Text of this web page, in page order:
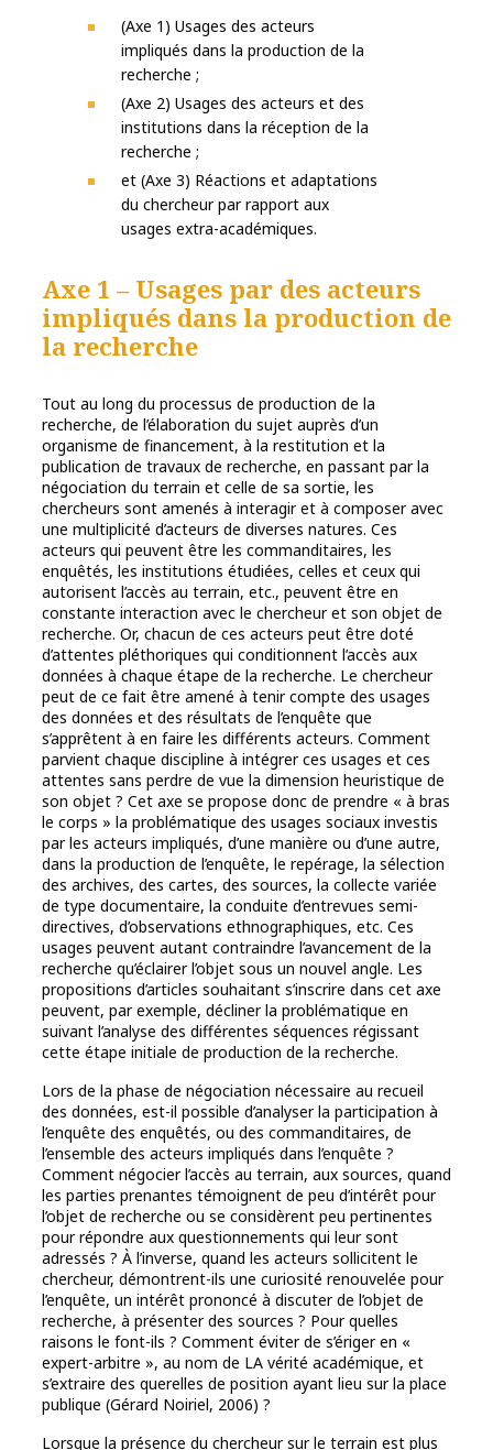
(Axe 1) Usages des acteurs
impliqués dans la production de la
recherche ;
(Axe 2) Usages des acteurs et des
institutions dans la réception de la
recherche ;
et (Axe 3) Réactions et adaptations
du chercheur par rapport aux
usages extra-académiques.
Axe 1 – Usages par des acteurs
impliqués dans la production de
la recherche
Tout au long du processus de production de la
recherche, de l’élaboration du sujet auprès d’un
organisme de financement, à la restitution et la
publication de travaux de recherche, en passant par la
négociation du terrain et celle de sa sortie, les
chercheurs sont amenés à interagir et à composer avec
une multiplicité d’acteurs de diverses natures. Ces
acteurs qui peuvent être les commanditaires, les
enquêtés, les institutions étudiées, celles et ceux qui
autorisent l’accès au terrain, etc., peuvent être en
constante interaction avec le chercheur et son objet de
recherche. Or, chacun de ces acteurs peut être doté
d’attentes pléthoriques qui conditionnent l’accès aux
données à chaque étape de la recherche. Le chercheur
peut de ce fait être amené à tenir compte des usages
des données et des résultats de l’enquête que
s’apprêtent à en faire les différents acteurs. Comment
parvient chaque discipline à intégrer ces usages et ces
attentes sans perdre de vue la dimension heuristique de
son objet ? Cet axe se propose donc de prendre « à bras
le corps » la problématique des usages sociaux investis
par les acteurs impliqués, d’une manière ou d’une autre,
dans la production de l’enquête, le repérage, la sélection
des archives, des cartes, des sources, la collecte variée
de type documentaire, la conduite d’entrevues semi-
directives, d’observations ethnographiques, etc. Ces
usages peuvent autant contraindre l’avancement de la
recherche qu’éclairer l’objet sous un nouvel angle. Les
propositions d’articles souhaitant s’inscrire dans cet axe
peuvent, par exemple, décliner la problématique en
suivant l’analyse des différentes séquences régissant
cette étape initiale de production de la recherche.
Lors de la phase de négociation nécessaire au recueil
des données, est-il possible d’analyser la participation à
l’enquête des enquêtés, ou des commanditaires, de
l’ensemble des acteurs impliqués dans l’enquête ?
Comment négocier l’accès au terrain, aux sources, quand
les parties prenantes témoignent de peu d’intérêt pour
l’objet de recherche ou se considèrent peu pertinentes
pour répondre aux questionnements qui leur sont
adressés ? À l’inverse, quand les acteurs sollicitent le
chercheur, démontrent-ils une curiosité renouvelée pour
l’enquête, un intérêt prononcé à discuter de l’objet de
recherche, à présenter des sources ? Pour quelles
raisons le font-ils ? Comment éviter de s’ériger en «
expert-arbitre », au nom de LA vérité académique, et
s’extraire des querelles de position ayant lieu sur la place
publique (Gérard Noiriel, 2006) ?
Lorsque la présence du chercheur sur le terrain est plus